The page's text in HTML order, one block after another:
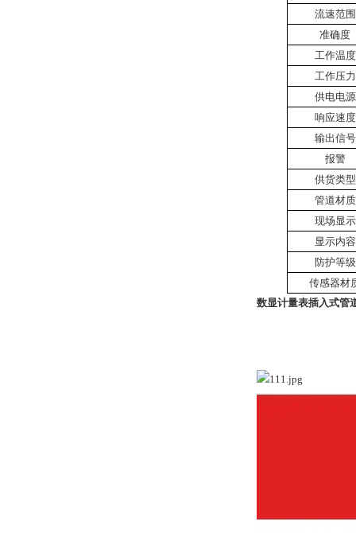
流速范围
准确度
工作温度
工作压力
供电电源
响应速度
输出信号
报警
供货类型
管道材质
现场显示
显示内容
防护等级
传感器材
数显计量表插入式管